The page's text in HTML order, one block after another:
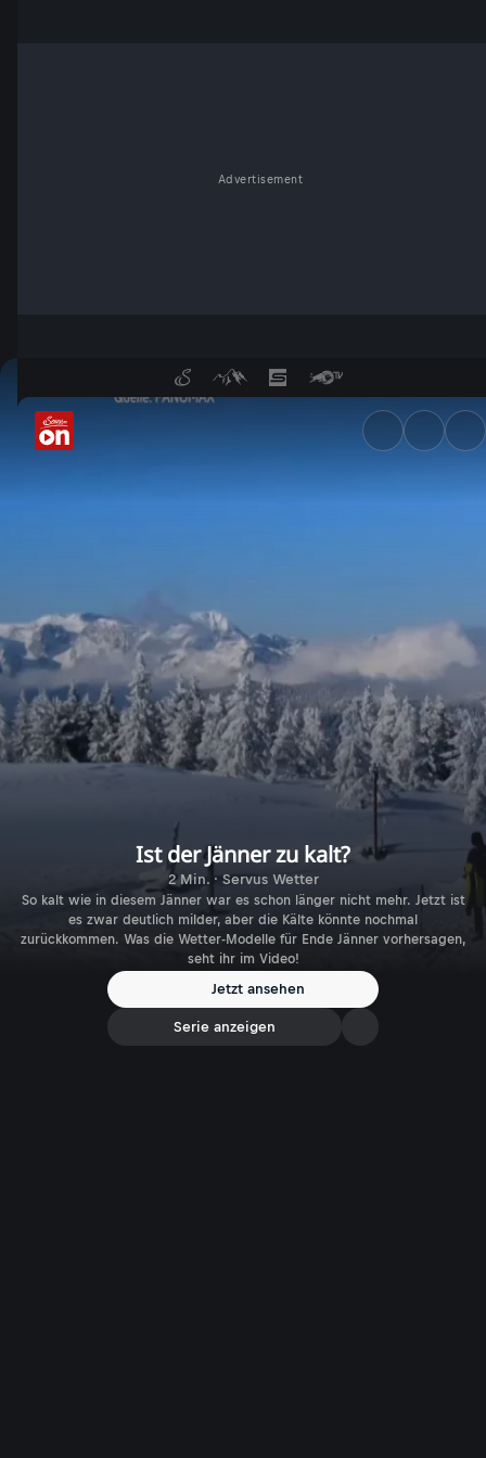
Advertisement
Ist der Jänner zu kalt? -
Ist der Jänner zu kalt?
2 Min. · Servus Wetter
So kalt wie in diesem Jänner war es schon länger nicht mehr. Jetzt ist
es zwar deutlich milder, aber die Kälte könnte nochmal
zurückkommen. Was die Wetter-Modelle für Ende Jänner vorhersagen,
seht ihr im Video!
Jetzt ansehen
Serie anzeigen